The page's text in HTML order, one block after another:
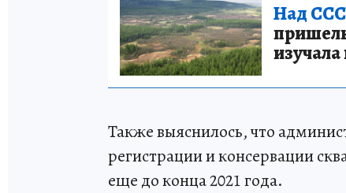
Над
Также выяснилось, что
регистрации и консервации
еще до конца 2021 года.